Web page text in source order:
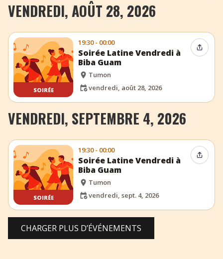
VENDREDI, AOÛT 28, 2026
SOIRÉE
19:30 - 00:00
Soirée Latine Vendredi à
Biba Guam
Tumon
vendredi, août 28, 2026
VENDREDI, SEPTEMBRE 4, 2026
SOIRÉE
19:30 - 00:00
Soirée Latine Vendredi à
Biba Guam
Tumon
vendredi, sept. 4, 2026
CHARGER PLUS D’ÉVÉNEMENTS